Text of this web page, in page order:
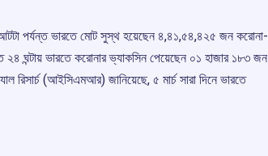
আটটা পর্যন্ত ভারতে মোট সুস্থ হয়েছেন ৪,৪১,৫৪,৪২৫ জন করোনা-
ঘন্টায় ভারতে করোনার ভ্যাকসিন পেয়েছেন ০১ হাজার ১৮৩ জন
(আইসিএমআর) জানিয়েছে, ৫ মার্চ সারা দিনে ভারতে